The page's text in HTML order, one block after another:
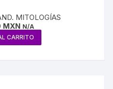
MITOLOGÍAS
MXN N/A
CARRITO